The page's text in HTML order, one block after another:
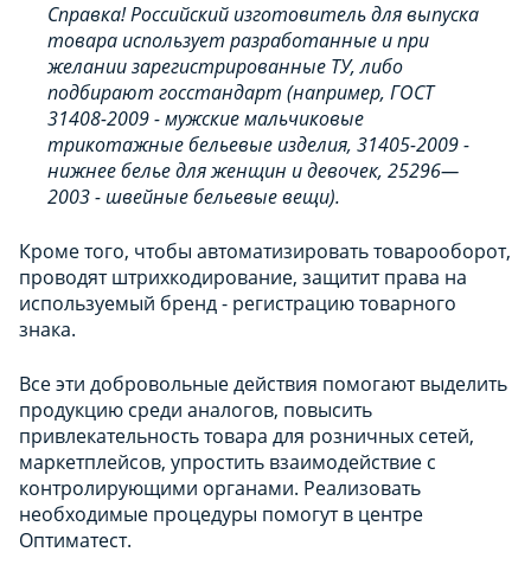
Справка! Российский изготовитель для выпуска
товара использует разработанные и при
желании зарегистрированные ТУ, либо
подбирают госстандарт (например, ГОСТ
31408-2009 - мужские мальчиковые
трикотажные бельевые изделия, 31405-2009 -
нижнее белье для женщин и девочек, 25296—
2003 - швейные бельевые вещи).
Кроме того, чтобы автоматизировать товарооборот,
проводят штрихкодирование, защитит права на
используемый бренд - регистрацию товарного
знака.
Все эти добровольные действия помогают выделить
продукцию среди аналогов, повысить
привлекательность товара для розничных сетей,
маркетплейсов, упростить взаимодействие с
контролирующими органами. Реализовать
необходимые процедуры помогут в центре
Оптиматест.